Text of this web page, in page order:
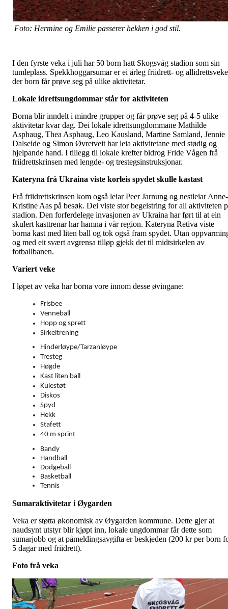
Foto: Hermine og Emilie passerer hekken i god stil.
I den fyrste veka i juli har 50 born hatt Skogsvåg stadion som sin
tumleplass. Spekkhoggarsumar er ei årleg friidrett- og allidrettsveke
der born får prøve seg på ulike aktivitetar.
Lokale idrettsungdommar står for aktiviteten
Borna blir inndelt i mindre grupper og får prøve seg på 4-5 ulike
aktivitetar kvar dag. Dei lokale idrettsungdommane Mathilde
Asphaug, Thea Asphaug, Leo Kausland, Martine Samland, Jennie
Dalseide og Simon Øvretveit har leia aktivitetane med stødig og
hjelpande hand. I tillegg til lokale krefter bidrog Fride Vågen frå
friidrettskrinsen med lengde- og trestegsinstruksjonar.
Kateryna frå Ukraina viste korleis spydet skulle kastast
Frå friidrettskrinsen kom også leiar Peer Jarnung og nestleiar Anne-
Kristine Aas på besøk. Dei viste stor begeistring for all aktiviteten
stadion. Den forferdelege invasjonen av Ukraina har ført til at ein
skulert kasttrenar har hamna i vår region. Kateryna Retiva viste
borna kast med liten ball og tok også fram spydet. Utan
og med eit svært avgrensa tilløp gjekk det til midtsirkelen av
fotballbanen.
Variert veke
I løpet av veka har borna vore innom desse øvingane:
Frisbee
Venneball
Hopp og sprett
Sirkeltrening
Hinderløype/Tarzanløype
Tresteg
Høgde
Kast liten ball
Kulestøt
Diskos
Spyd
Hekk
Stafett
40 m sprint
Bandy
Handball
Dodgeball
Basketball
Tennis
Sumaraktivitetar i Øygarden
Veka er støtta økonomisk av Øygarden kommune. Dette gjer at
naudsynt utstyr blir kjøpt inn, lokale ungdommar får dette som
sumarjobb og at påmeldingsavgifta er beskjeden (200 kr per born
5 dagar med friidrett).
Foto frå veka